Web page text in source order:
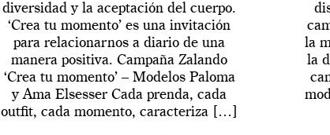
diversidad y la aceptación del cuerpo.
‘Crea tu momento’ es una invitación
para relacionarnos a diario de una
manera positiva. Campaña Zalando
‘Crea tu momento’ – Modelos Paloma
y Ama Elsesser Cada prenda, cada
outfit, cada momento, caracteriza […]
la
la